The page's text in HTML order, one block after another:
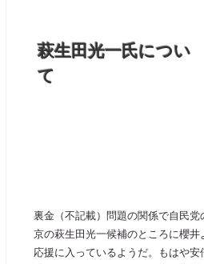
萩生田光一氏につい
て
裏金（不記載）問題の関係で自民
京の萩生田光一候補のところに櫻井
応援に入っているようだ。もはや